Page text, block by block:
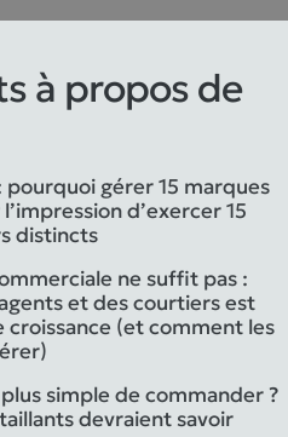
à propos de
gérer 15 marques
d’exercer 15
distincts
ne suffit pas :
et des courtiers est
(et comment les
simple de commander ?
devraient savoir